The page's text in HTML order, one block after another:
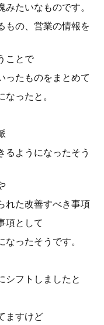
たいなものです。
もの、営業の情報を
ことで
ったものをまとめて
ったと。
るようになったそう
れた改善すべき事項
項として
ったそうです。
シフトしましたと
ますけど